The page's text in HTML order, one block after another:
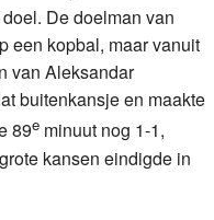
De doelman van
een kopbal, maar vanuit
van Aleksandar
buitenkansje en maakte
89e minuut nog 1-1,
kansen eindigde in